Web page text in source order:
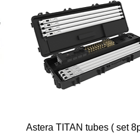
Snel overzicht
Astera TITAN tubes ( set